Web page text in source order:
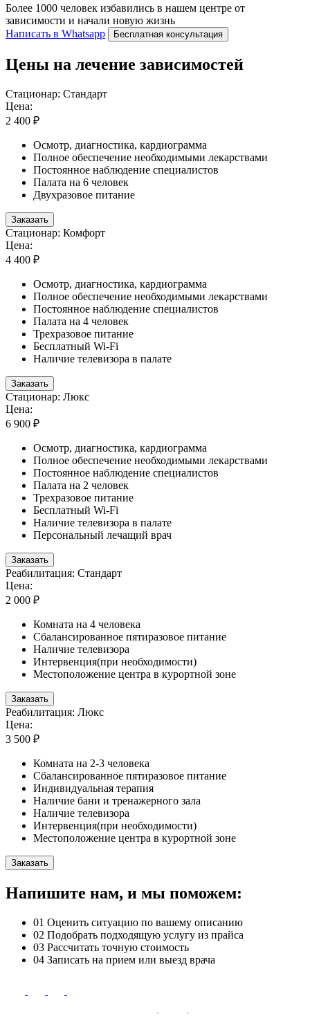
Более 1000 человек избавились в нашем центре от
зависимости и начали новую жизнь
Написать в Whatsapp
Бесплатная консультация
Цены на лечение зависимостей
Стационар: Стандарт
Цена:
2 400 ₽
Осмотр, диагностика, кардиограмма
Полное обеспечение необходимыми лекарствами
Постоянное наблюдение специалистов
Палата на 6 человек
Двухразовое питание
Заказать
Стационар: Комфорт
Цена:
4 400 ₽
Осмотр, диагностика, кардиограмма
Полное обеспечение необходимыми лекарствами
Постоянное наблюдение специалистов
Палата на 4 человек
Трехразовое питание
Бесплатный Wi-Fi
Наличие телевизора в палате
Заказать
Стационар: Люкс
Цена:
6 900 ₽
Осмотр, диагностика, кардиограмма
Полное обеспечение необходимыми лекарствами
Постоянное наблюдение специалистов
Палата на 2 человек
Трехразовое питание
Бесплатный Wi-Fi
Наличие телевизора в палате
Персональный лечащий врач
Заказать
Реабилитация: Стандарт
Цена:
2 000 ₽
Комната на 4 человека
Сбалансированное пятиразовое питание
Наличие телевизора
Интервенция(при необходимости)
Местоположение центра в курортной зоне
Заказать
Реабилитация: Люкс
Цена:
3 500 ₽
Комната на 2-3 человека
Сбалансированное пятиразовое питание
Индивидуальная терапия
Наличие бани и тренажерного зала
Наличие телевизора
Интервенция(при необходимости)
Местоположение центра в курортной зоне
Заказать
Напишите нам, и мы поможем:
01 Оценить ситуацию по вашему описанию
02 Подобрать подходящую услугу из прайса
03 Рассчитать точную стоимость
04 Записать на прием или выезд врача